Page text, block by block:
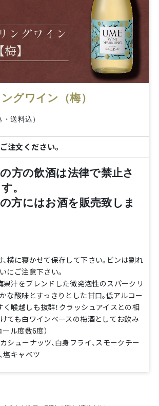
グワイン（梅）
・送料込）
注文ください。
方の飲酒は法律で禁止さ
。
方にはお酒を販売致しま
横に寝かせて保存して下さい。ビンは割れ
にご注意下さい。
果汁をブレンドした微発泡性のスパークリ
な酸味とすっきりとした甘口。低アルコー
喉越しも抜群！クラッシュアイスとの相
ても白ワインベースの梅酒としてお飲み
ル度数6度）
シューナッツ、白身フライ、スモークチー
塩キャベツ